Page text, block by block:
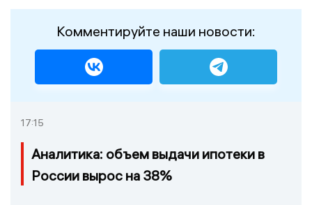
Комментируйте наши новости:
17:15
Аналитика: объем выдачи ипотеки в
России вырос на 38%